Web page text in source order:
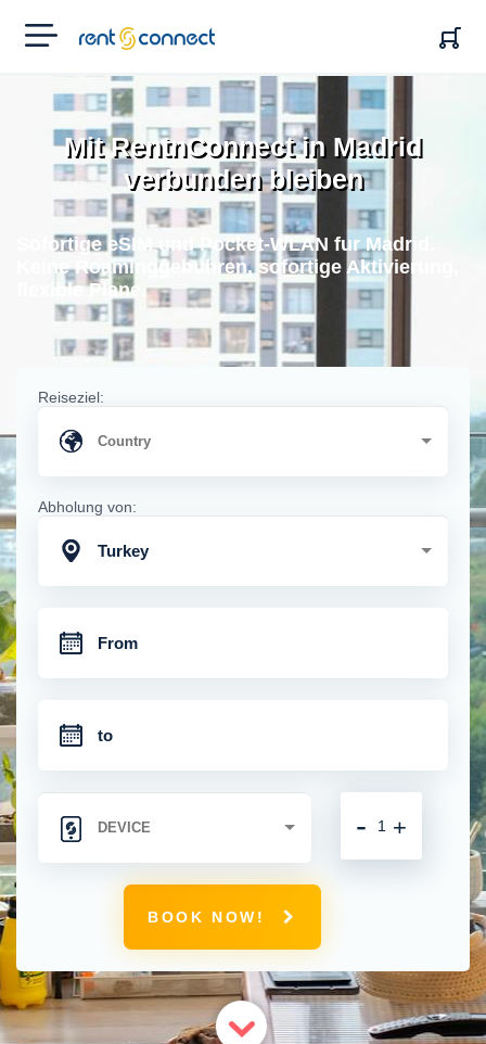
RENT'N
CONNECT
Mit RentnConnect in Madrid
verbunden bleiben
Sofortige eSIM und Pocket-WLAN fur Madrid.
Keine Roaminggebuhren, sofortige Aktivierung,
flexible Plane.
Reiseziel:
Abholung von:
Turkey
+
-
BOOK NOW!